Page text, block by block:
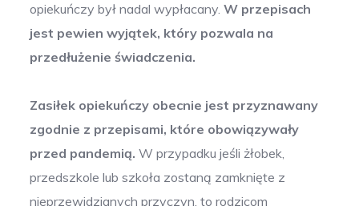
opiekuńczy był nadal wypłacany.W przepisach
jest pewien wyjątek, który pozwala na
przedłużenie świadczenia.
Zasiłek opiekuńczy obecnie jest przyznawany
zgodnie z przepisami, które obowiązywały
przed pandemią. W przypadku jeśli żłobek,
przedszkole lub szkoła zostaną zamknięte z
nieprzewidzianych przyczyn, to rodzicom